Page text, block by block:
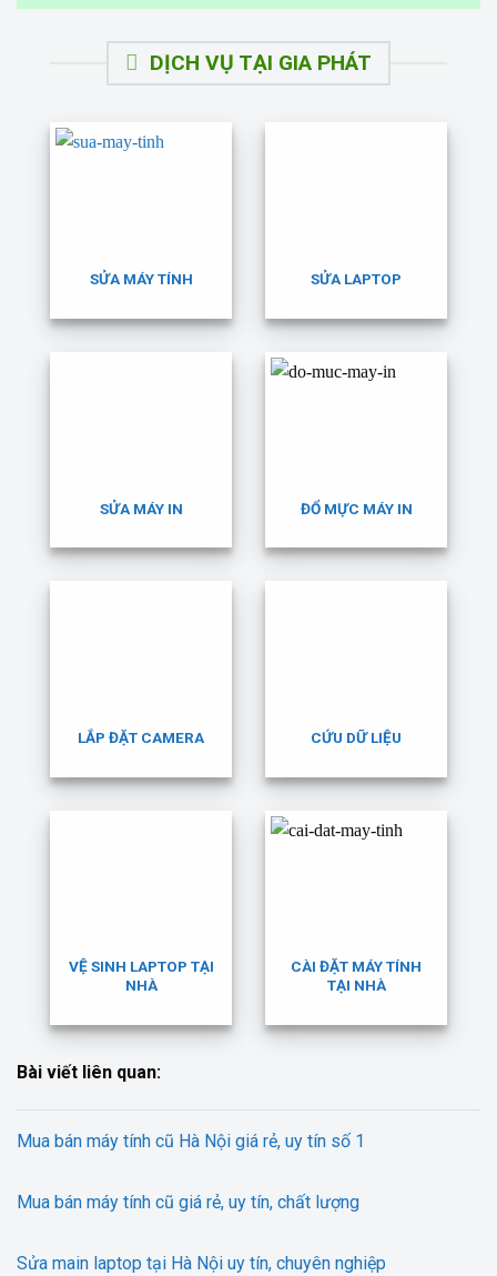
DỊCH VỤ TẠI GIA PHÁT
SỬA MÁY TÍNH SỬA LAPTOP
SỬA MÁY IN ĐỔ MỰC MÁY IN
LẮP ĐẶT CAMERA CỨU DỮ LIỆU
VỆ SINH LAPTOP TẠI
NHÀ
CÀI ĐẶT MÁY TÍNH
TẠI NHÀ
Bài viết liên quan:
Mua bán máy tính cũ Hà Nội giá rẻ, uy tín số 1
Mua bán máy tính cũ giá rẻ, uy tín, chất lượng
Sửa main laptop tại Hà Nội uy tín, chuyên nghiệp